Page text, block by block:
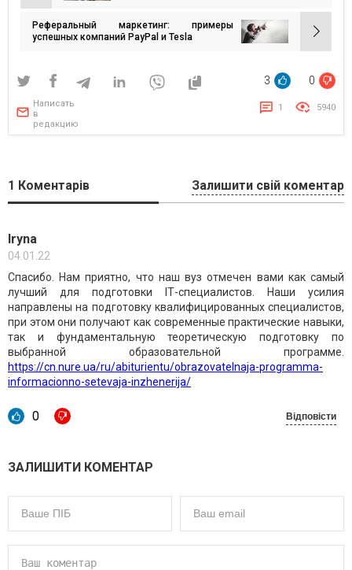
по
записям
Реферальный маркетинг: примеры
успешных компаний PayPal и Tesla
3 0
Написать
в
редакцию
1 5940
1 Коментарів Залишити свій коментар
Iryna
04.01.22
Спасибо. Нам приятно, что наш вуз отмечен вами как самый
лучший для подготовки IТ-специалистов. Наши усилия
направлены на подготовку квалифицированных специалистов,
при этом они получают как современные практические навыки,
так и фундаментальную теоретическую подготовку по
выбранной образовательной программе.
https://cn.nure.ua/ru/abiturientu/obrazovatelnaja-programma-
informacionno-setevaja-inzhenerija/
0 Відповісти
ЗАЛИШИТИ КОМЕНТАР